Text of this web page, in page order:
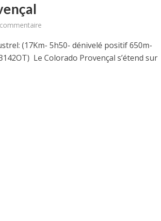
(17Km- 5h50- dénivelé positif 650m-
Le Colorado Provençal s’étend sur